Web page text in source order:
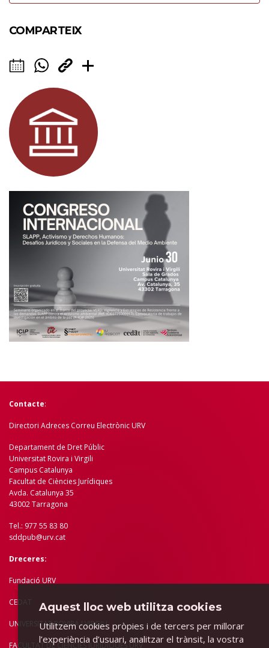
COMPARTEIX
Contacte:
Directori Adreces Correu Electrònic URV
Departament de Dret Públic
Universitat Rovira i Virgili
Campus Catalunya
Facultat de Ciències Jurídiques
Avda. Catalunya 35
43002 Tarragona
Tel.: 977 55 83 80
sddpub@urv.cat
Dreceres:
Fundació URV
CEDAT
UNIVERSITAT ROVIRA I VIRGILI
FACULTAT DE CIÈNCIES JURÍDIQUES URV
Aquest lloc web utilitza cookies
Utilitzem cookies pròpies i de tercers per millorar
l’experiència d’usuari, analitzar el trànsit, la vostra